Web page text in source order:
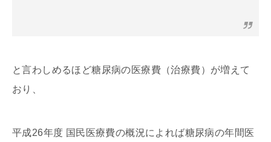
と言わしめるほど糖尿病の医療費（治療費）が増えて
おり、
平成26年度 国民医療費の概況によれば糖尿病の年間医